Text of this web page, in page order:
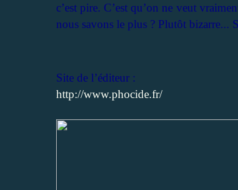
c’est pire. C’est qu’on ne veut
nous savons le plus ? Plutôt bizarre...
Site de l’éditeur :
http://www.phocide.fr/